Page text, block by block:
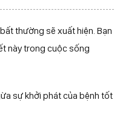
thường sẽ xuất hiện. Bạn
này trong cuộc sống
sự khởi phát của bệnh tốt